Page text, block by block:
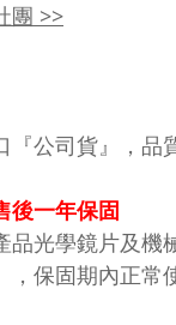
團 >>
『公司貨』，品
後一年保固
品光學鏡片及機
，保固期內正常